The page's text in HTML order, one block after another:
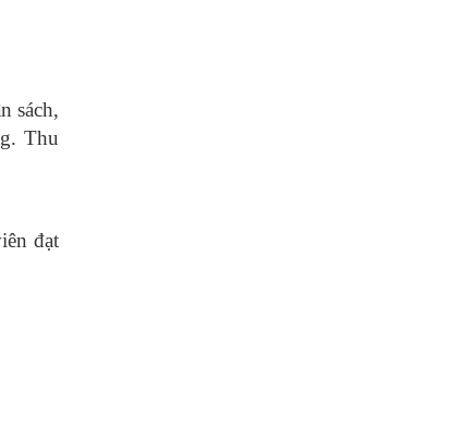
sách,
Thu
đạt